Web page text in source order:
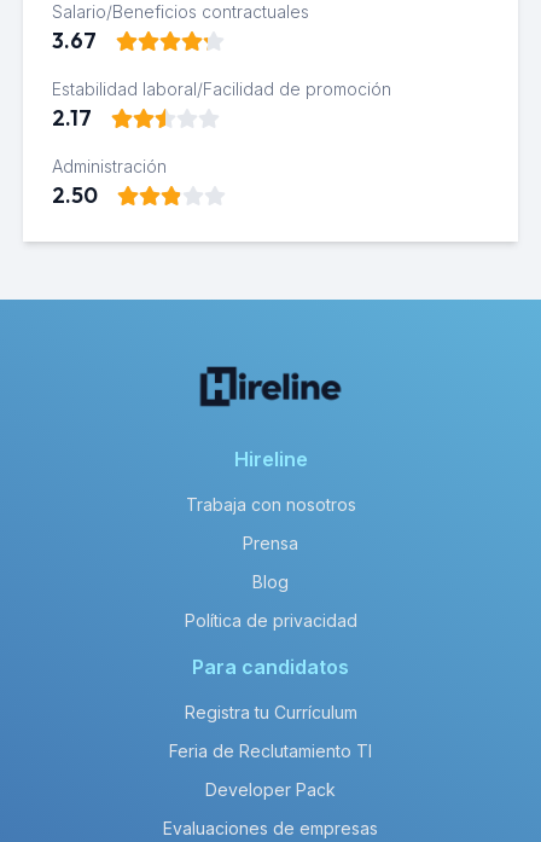
Salario/Beneficios contractuales
3.67
Estabilidad laboral/Facilidad de promoción
2.17
Administración
2.50
Hireline
Trabaja con nosotros
Prensa
Blog
Política de privacidad
Para candidatos
Registra tu Currículum
Feria de Reclutamiento TI
Developer Pack
Evaluaciones de empresas